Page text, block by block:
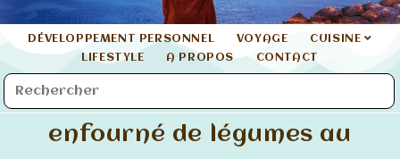
DÉVELOPPEMENT PERSONNEL VOYAGE
CUISINE
LIFESTYLE
A PROPOS CONTACT
enfourné de légumes au